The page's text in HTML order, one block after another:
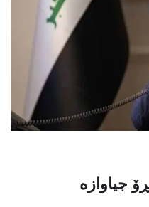
جیاوازە